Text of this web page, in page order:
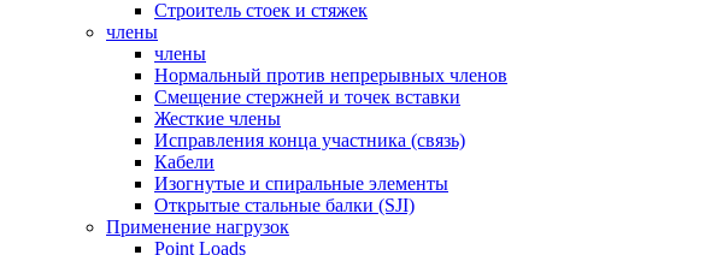
Строитель стоек и стяжек
члены
члены
Нормальный против непрерывных членов
Смещение стержней и точек вставки
Жесткие члены
Исправления конца участника (связь)
Кабели
Изогнутые и спиральные элементы
Открытые стальные балки (SJI)
Применение нагрузок
Point Loads